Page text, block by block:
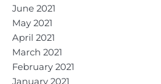
June 2021
May 2021
April 2021
March 2021
February 2021
January 2021